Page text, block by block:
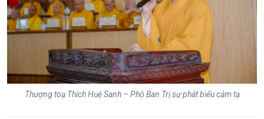
Thượng toạ Thích Huệ Sanh – Phó Ban Trị sự phát biểu cảm tạ